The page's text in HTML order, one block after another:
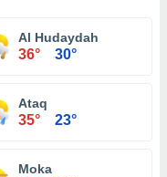
Al Hudaydah
36° 30°
Ataq
35° 23°
Moka